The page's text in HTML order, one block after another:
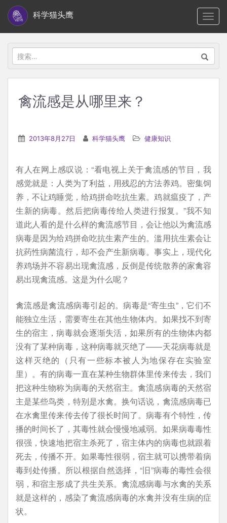
i
科学猫头鹰
搜
索：
禽流感是从哪里来？
2013年8月27日 科学猫头鹰 健康知识
有人在网上感叹说：“看电视上关于禽流感的节目，我
感觉就是：人类为了利益，用残忍的方法养鸡。密集饲
养，不让鸡睡觉，给鸡拼命吃抗生素。鸡就瘟疫了，产
生新的病毒。然后把病毒传给人类进行报复。”我不知
道此人看的是什么样的禽流感节目，会让他以为禽流感
病毒是因为给鸡拼命吃抗生素产生的。滥用抗生素会让
抗药性病菌流行，却不会产生新病毒。事实上，现代化
养鸡场并不容易出现禽流感，反倒是传统散养的家禽容
易出现禽流感。这是为什么呢？
禽流感是禽流感病毒引起的。病毒是“寄生虫”，它们不
能独立生活，需要寄生在其他生物体内。如果找不到寄
生的宿主，病毒就会逐渐失活，如果所有的生物体内都
没有了某种病毒，这种病毒就灭绝了——天花病毒就是
这样灭绝的（只有一些标本被人为地保存在实验室
里）。有的病毒一直在某种生物群体里传来传去，我们
把这种生物称为病毒的天然宿主。禽流感病毒的天然宿
主是某些鸟类，特别是水禽。换句话说，禽流感病毒已
在水禽里传来传去传了很长时间了。病毒有个特性，传
播的时间长了，其毒性就会慢慢地减弱。如果病毒毒性
很强，快速地把宿主杀死了，宿主体内的病毒也就跟着
死去，传播不开。如果毒性很弱，宿主就可以携带着病
毒到处传播。所以根据自然选择，“旧”病毒的毒性会很
弱，和宿主形成了共生关系。禽流感病毒与水禽的关系
就是这样的，感染了禽流感病毒的水禽并没有生病的症
状。